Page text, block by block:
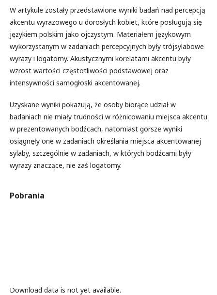
W artykule zostały przedstawione wyniki badań nad percepcją
akcentu wyrazowego u dorosłych kobiet, które posługują się
językiem polskim jako ojczystym. Materiałem językowym
wykorzystanym w zadaniach percepcyjnych były trójsylabowe
wyrazy i logatomy. Akustycznymi korelatami akcentu były
wzrost wartości częstotliwości podstawowej oraz
intensywności samogłoski akcentowanej.
Uzyskane wyniki pokazują, że osoby biorące udział w
badaniach nie miały trudności w różnicowaniu miejsca akcentu
w prezentowanych bodźcach, natomiast gorsze wyniki
osiągnęły one w zadaniach określania miejsca akcentowanej
sylaby, szczególnie w zadaniach, w których bodźcami były
wyrazy znaczące, nie zaś logatomy.
Pobrania
Download data is not yet available.